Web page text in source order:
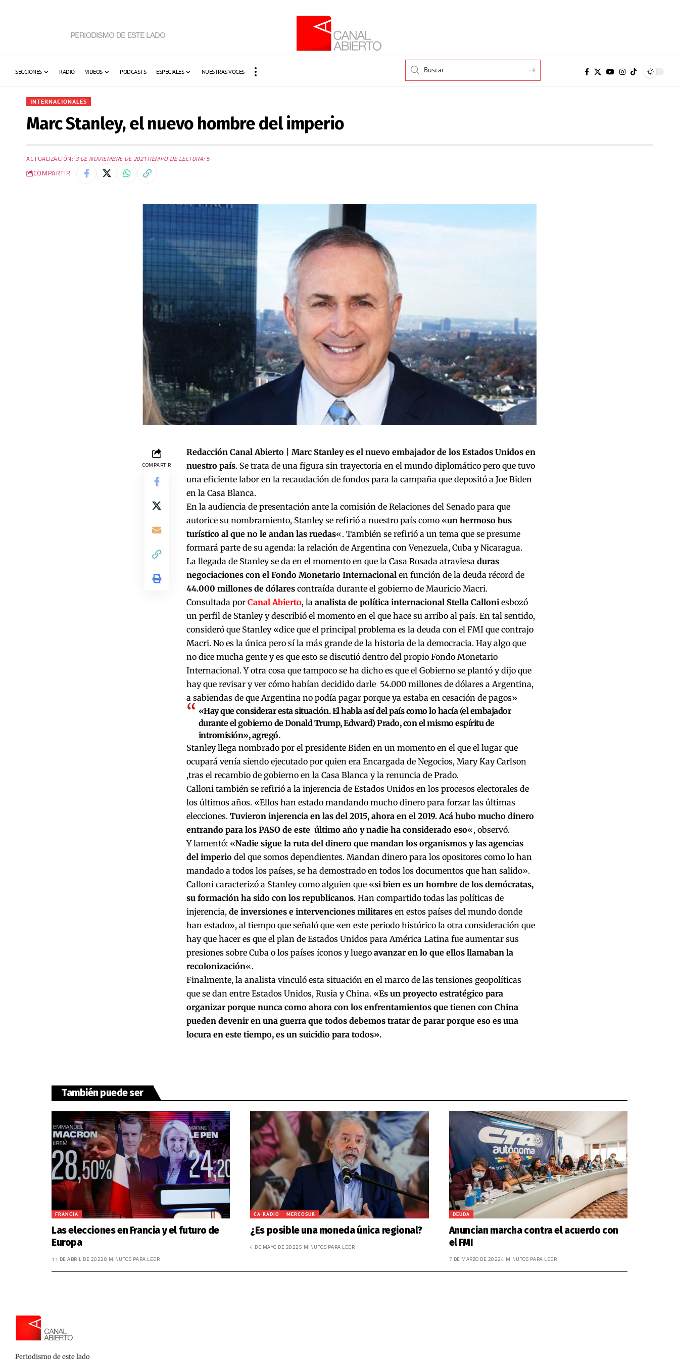
SECCIONES RADIO VIDEOS PODCASTS ESPECIALES NUESTRAS VOCES
INTERNACIONALES
Marc Stanley, el nuevo hombre del imperio
ACTUALIZACIÓN: 3 DE NOVIEMBRE DE 2021TIEMPO DE LECTURA: 5
COMPARTIR
COMPARTIR
Redacción Canal Abierto | Marc Stanley es el nuevo embajador de los Estados Unidos en
nuestro país. Se trata de una figura sin trayectoria en el mundo diplomático pero que tuvo
una eficiente labor en la recaudación de fondos para la campaña que depositó a Joe Biden
en la Casa Blanca.
En la audiencia de presentación ante la comisión de Relaciones del Senado para que
autorice su nombramiento, Stanley se refirió a nuestro país como «un hermoso bus
turístico al que no le andan las ruedas«. También se refirió a un tema que se presume
formará parte de su agenda: la relación de Argentina con Venezuela, Cuba y Nicaragua.
La llegada de Stanley se da en el momento en que la Casa Rosada atraviesa duras
negociaciones con el Fondo Monetario Internacional en función de la deuda récord de
44.000 millones de dólarescontraída durante el gobierno de Mauricio Macri.
Consultada por Canal Abierto, la analista de política internacional Stella Calloni esbozó
un perfil de Stanley y describió el momento en el que hace su arribo al país. En tal sentido,
consideró que Stanley «dice que el principal problema es la deuda con el FMI que contrajo
Macri. No es la única pero sí la más grande de la historia de la democracia. Hay algo que
no dice mucha gente y es que esto se discutió dentro del propio Fondo Monetario
Internacional. Y otra cosa que tampoco se ha dicho es que el Gobierno se plantó y dijo que
hay que revisar y ver cómo habían decidido darle 54.000 millones de dólares a Argentina,
a sabiendas de que Argentina no podía pagar porque ya estaba en cesación de pagos»
«Hay que considerar esta situación. El habla así del país como lo hacía (el embajador
durante el gobierno de Donald Trump, Edward) Prado, con el mismo espíritu de
intromisión», agregó.
Stanley llega nombrado por el presidente Biden en un momento en el que el lugar que
ocupará venía siendo ejecutado por quien era Encargada de Negocios, Mary Kay Carlson
,tras el recambio de gobierno en la Casa Blanca y la renuncia de Prado.
Calloni también se refirió a la injerencia de Estados Unidos en los procesos electorales de
los últimos años. «Ellos han estado mandando mucho dinero para forzar las últimas
elecciones. Tuvieron injerencia en las del 2015, ahora en el 2019. Acá hubo mucho dinero
entrando para los PASO de este último año y nadie ha considerado eso«, observó.
Y lamentó: «Nadie sigue la ruta del dinero que mandan los organismos y las agencias
del imperio del que somos dependientes. Mandan dinero para los opositores como lo han
mandado a todos los países, se ha demostrado en todos los documentos que han salido».
Calloni caracterizó a Stanley como alguien que «si bien es un hombre de los demócratas,
su formación ha sido con los republicanos. Han compartido todas las políticas de
injerencia, de inversiones e intervenciones militaresen estos países del mundo donde
han estado», al tiempo que señaló que «en este periodo histórico la otra consideración que
hay que hacer es que el plan de Estados Unidos para América Latina fue aumentar sus
presiones sobre Cuba o los países íconos y luegoavanzar en lo que ellos llamaban la
recolonización«.
Finalmente, la analista vinculó esta situación en el marco de las tensiones geopolíticas
que se dan entre Estados Unidos, Rusia y China. «Es un proyecto estratégico para
organizar porque nunca como ahora con los enfrentamientos que tienen con China
pueden devenir en una guerra que todos debemos tratar de parar porque eso es una
locura en este tiempo, es un suicidio para todos».
También puede ser
FRANCIA
Las elecciones en Francia y el futuro de
Europa
11 DE ABRIL DE 20228 MINUTOS PARA LEER
CA RADIO MERCOSUR
¿Es posible una moneda única regional?
4 DE MAYO DE 20225 MINUTOS PARA LEER
DEUDA
Anuncian marcha contra el acuerdo con
el FMI
7 DE MARZO DE 20224 MINUTOS PARA LEER
Periodismo de este lado